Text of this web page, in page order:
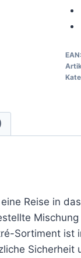
EAN:
Reise in
Sortiment